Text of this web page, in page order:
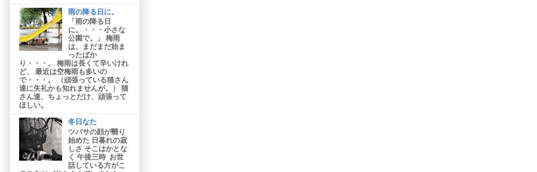
雨の降る日に。
「雨の降る日
に。・・・小さな
公園で。」 梅雨
は、まだまだ始ま
ったばか
り・・・。 梅雨は長くて辛いけれ
ど、 最近は空梅雨も多いの
で・・・。 （頑張っている猫さん
達に失礼かも知れませんが。） 猫
さん達、ちょっとだけ、頑張って
ほしい。
冬日なた
ツバサの顔が翳り
始めた 日暮れの寂
しさ そこはかとな
く 午後三時 お世
話している方がこ